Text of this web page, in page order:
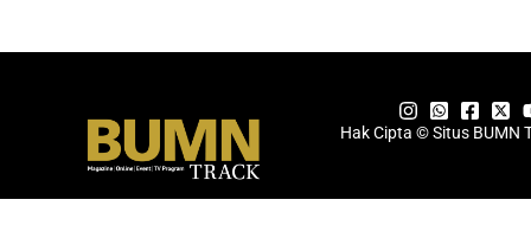
Hak Cipta © Situs BUMN